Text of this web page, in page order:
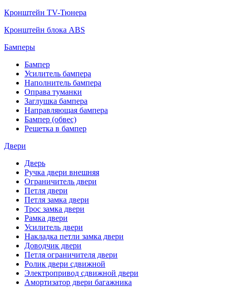
Кронштейн TV-Тюнера
Кронштейн блока ABS
Бамперы
Бампер
Усилитель бампера
Наполнитель бампера
Оправа туманки
Заглушка бампера
Направляющая бампера
Бампер (обвес)
Решетка в бампер
Двери
Дверь
Ручка двери внешняя
Ограничитель двери
Петля двери
Петля замка двери
Трос замка двери
Рамка двери
Усилитель двери
Накладка петли замка двери
Доводчик двери
Петля ограничителя двери
Ролик двери сдвижной
Электропривод сдвижной двери
Амортизатор двери багажника